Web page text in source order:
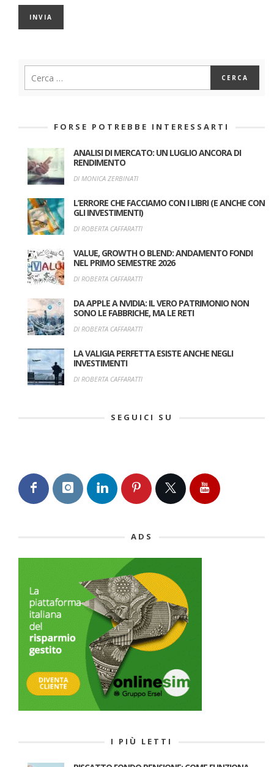
FORSE POTREBBE INTERESSARTI
ANALISI DI MERCATO: UN LUGLIO ANCORA DI
RENDIMENTO
DI MONICA ZERBINATI
L’ERRORE CHE FACCIAMO CON I LIBRI (E ANCHE CON
GLI INVESTIMENTI)
DI ROBERTA CAFFARATTI
VALUE, GROWTH O BLEND: ANDAMENTO FONDI
NEL PRIMO SEMESTRE 2026
DI ROBERTA CAFFARATTI
DA APPLE A NVIDIA: IL VERO PATRIMONIO NON
SONO LE FABBRICHE, MA LE RETI
DI ROBERTA CAFFARATTI
LA VALIGIA PERFETTA ESISTE ANCHE NEGLI
INVESTIMENTI
DI ROBERTA CAFFARATTI
SEGUICI SU
ADS
I PIÙ LETTI